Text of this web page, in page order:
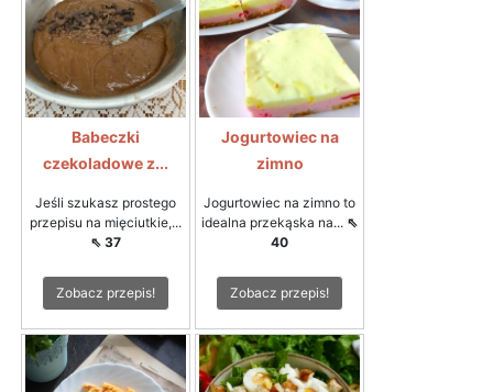
Babeczki
czekoladowe z...
Jeśli szukasz prostego
przepisu na mięciutkie,...
⇖ 37
Zobacz przepis!
Jogurtowiec na
zimno
Jogurtowiec na zimno to
idealna przekąska na... ⇖
40
Zobacz przepis!